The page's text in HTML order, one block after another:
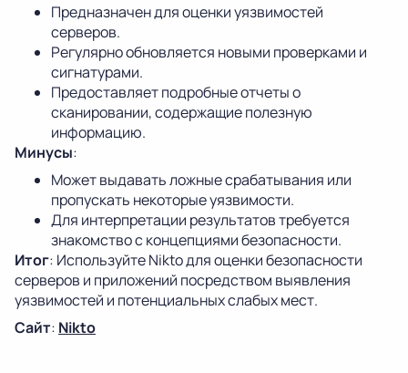
Предназначен для оценки уязвимостей
серверов.
Регулярно обновляется новыми проверками и
сигнатурами.
Предоставляет подробные отчеты о
сканировании, содержащие полезную
информацию.
Минусы:
Может выдавать ложные срабатывания или
пропускать некоторые уязвимости.
Для интерпретации результатов требуется
знакомство с концепциями безопасности.
Итог: Используйте Nikto для оценки безопасности
серверов и приложений посредством выявления
уязвимостей и потенциальных слабых мест.
Сайт: Nikto